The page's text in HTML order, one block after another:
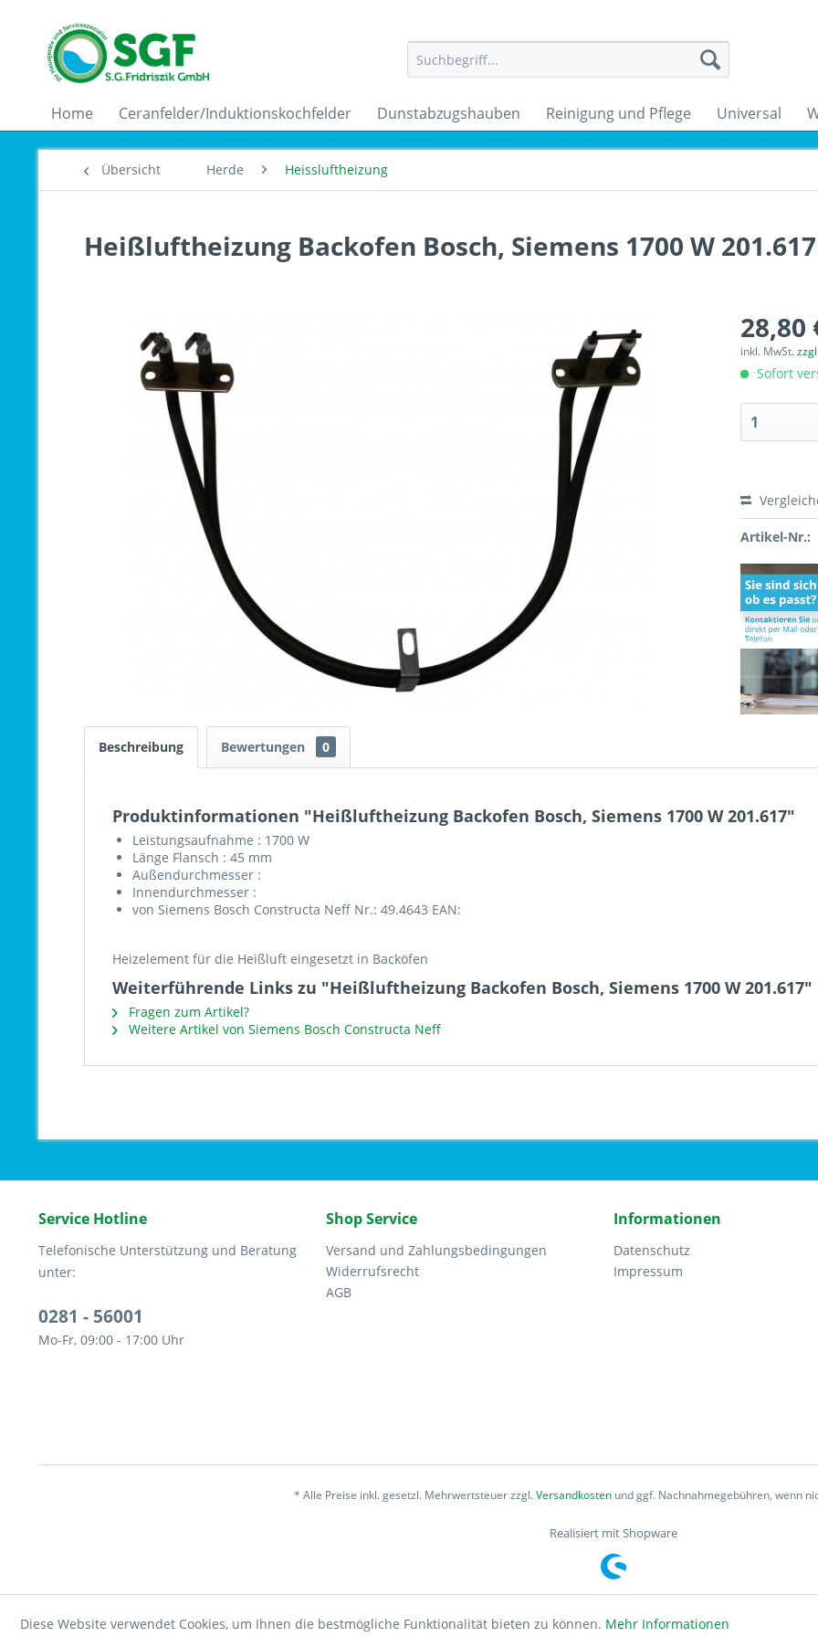
Home Ceranfelder/Induktionskochfelder Dunstabzugshauben Reinigung und Pflege Universal
Übersicht Herde Heissluftheizung
Heißluftheizung Backofen Bosch, Siemens 1700 W 201.617
28,80
inkl. MwSt.
Sofort
Artikel-Nr.:
Beschreibung Bewertungen 0
Produktinformationen "Heißluftheizung Backofen Bosch, Siemens 1700 W 201.617"
Leistungsaufnahme : 1700 W
Länge Flansch : 45 mm
Außendurchmesser :
Innendurchmesser :
von Siemens Bosch Constructa Neff Nr.: 49.4643 EAN:
Heizelement für die Heißluft eingesetzt in Backöfen
Weiterführende Links zu "Heißluftheizung Backofen Bosch, Siemens 1700 W 201.617"
Fragen zum Artikel?
Weitere Artikel von Siemens Bosch Constructa Neff
Service Hotline
Telefonische Unterstützung und Beratung
unter:
0281 - 56001
Mo-Fr, 09:00 - 17:00 Uhr
Shop Service
Versand und Zahlungsbedingungen
Widerrufsrecht
AGB
Informationen
Datenschutz
Impressum
* Alle Preise inkl. gesetzl. Mehrwertsteuer zzgl.Versandkostenund ggf. Nachnahmegebühren, wenn
Realisiert mit Shopware
Diese Website verwendet Cookies, um Ihnen die bestmögliche Funktionalität bieten zu können. Mehr Informationen